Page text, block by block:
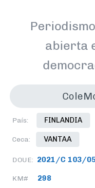
abierta
País: FINLANDIA
Ceca: VANTAA
DOUE: 2021/C 103/
KM# 298